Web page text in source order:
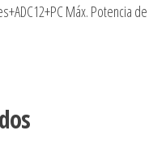
Máx. Potencia de